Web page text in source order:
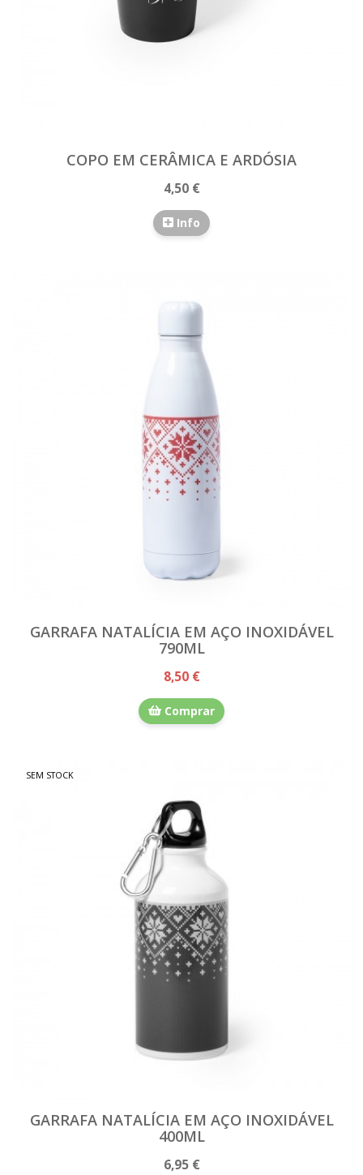
COPO EM CERÂMICA E ARDÓSIA
4,50 €
Info
GARRAFA NATALÍCIA EM AÇO INOXIDÁVEL
790ML
8,50 €
Comprar
SEM STOCK
GARRAFA NATALÍCIA EM AÇO INOXIDÁVEL
400ML
6,95 €